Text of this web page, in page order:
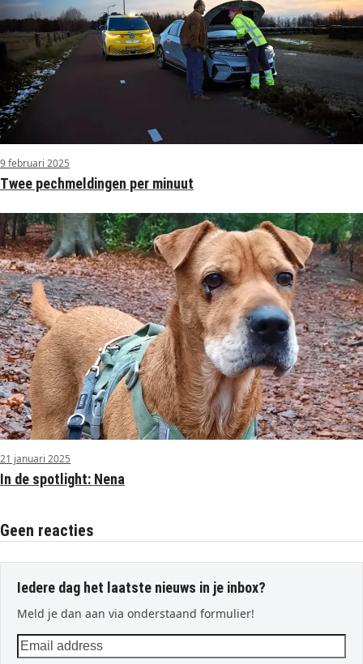
9 februari 2025
Twee pechmeldingen per minuut
21 januari 2025
In de spotlight: Nena
Geen reacties
Iedere dag het laatste nieuws in je inbox?
Meld je dan aan via onderstaand formulier!
Email